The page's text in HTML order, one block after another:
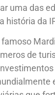
uma das
história da
de